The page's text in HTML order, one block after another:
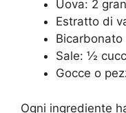
Uova: 2
Estratto di
Sale: ½
Gocce o
Ogni ingrediente